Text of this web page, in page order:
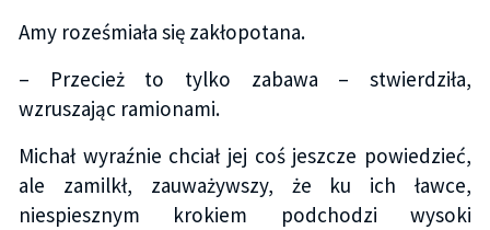
Amy roześmiała się zakłopotana.
– Przecież to tylko zabawa – stwierdziła,
wzruszając ramionami.
Michał wyraźnie chciał jej coś jeszcze powiedzieć,
ale zamilkł, zauważywszy, że ku ich ławce,
niespiesznym krokiem podchodzi wysoki